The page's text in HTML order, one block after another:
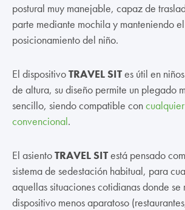
postural muy manejable, capaz de
parte mediante mochila y manteniendo
posicionamiento del niño.
El dispositivoTRAVEL SITes útil en
de altura, su diseño permite un plegado
sencillo, siendo compatible con
convencional.
El asientoTRAVEL SITestá pensado
sistema de sedestación habitual, para
aquellas situaciones cotidianas donde
dispositivo menos aparatoso